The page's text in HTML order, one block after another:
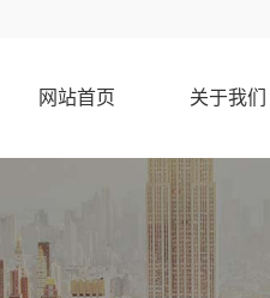
网站首页 关于我们